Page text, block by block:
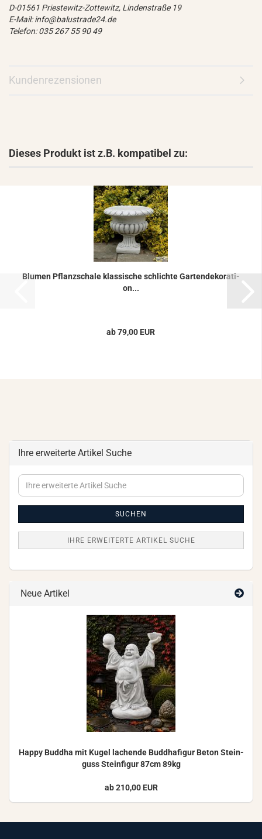
D-01561 Priestewitz-Zottewitz, Lindenstraße 19
E-Mail: info@balustrade24.de
Telefon: 035 267 55 90 49
Kundenrezensionen
Dieses Produkt ist z.B. kompatibel zu:
Blu­men Pflanz­scha­le klas­si­sche schlich­te Gar­ten­de­ko­ra­ti­
on...
ab 79,00 EUR
Ihre erweiterte Artikel Suche
Ihre
erweiterte
SUCHEN
IHRE ERWEITERTE ARTIKEL SUCHE
Neue Artikel
Happy Bud­dha mit Kugel la­chen­de Bud­dha­fi­gur Beton Stein­
guss Stein­fi­gur 87cm 89kg
ab 210,00 EUR